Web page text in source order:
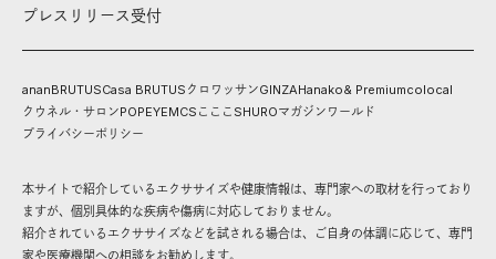
プレスリリース受付
ananBRUTUSCasa BRUTUS クロワッサンGINZAHanako& Premiumcolocal
クウネル・サロンPOPEYEMCS こここ SHUROマガジンワールド
プライバシーポリシー
本サイトで紹介しているエクササイズや健康情報は、専門家への取材を行っており
ますが、個別具体的な疾病や傷病に対応しておりません。
紹介されているエクササイズなどを試される場合は、ご自身の体調に応じて、専門
家や医療機関への相談をお勧めします。